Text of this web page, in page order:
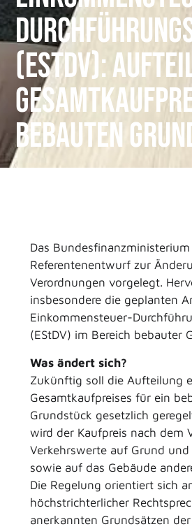
(EStDV):
bebauten
Das
Referentenentwurf zur
Verordnungen vorgelegt.
insbesondere die geplanten
Einkommensteuer-
(EStDV) im Bereich bebauter
Was ändert sich?
Zukünftig soll die Aufteilung
Gesamtkaufpreises für ein
Grundstück gesetzlich
wird der Kaufpreis nach dem
Verkehrswerte auf Grund
sowie auf das Gebäude
Die Regelung orientiert sich
höchstrichterlicher
anerkannten Grundsätzen der